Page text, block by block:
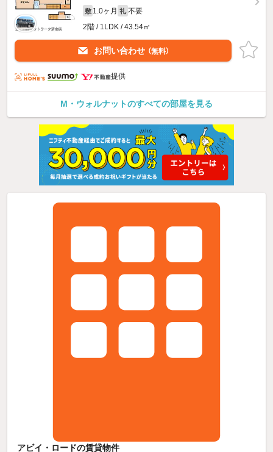
敷 1.0ヶ月 礼 不要
2階 / 1LDK / 43.54㎡
お問い合わせ （無料）
提供
M・ウォルナットのすべての部屋を見る
アビイ・ロードの賃貸物件